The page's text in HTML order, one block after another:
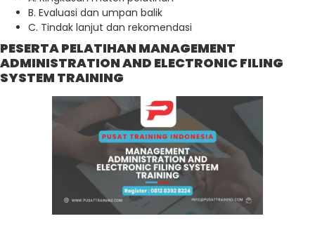
B. Evaluasi dan umpan balik
C. Tindak lanjut dan rekomendasi
PESERTA PELATIHAN MANAGEMENT
ADMINISTRATION AND ELECTRONIC FILING
SYSTEM TRAINING